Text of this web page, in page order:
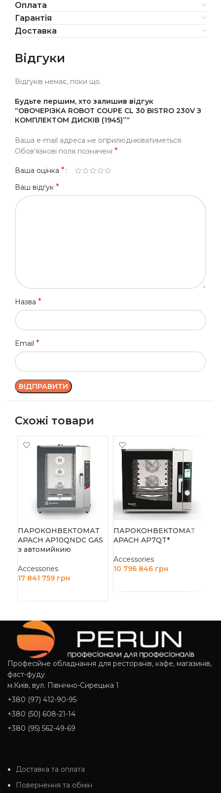
Оплата
Гарантія
Доставка
Відгуки
Відгуків немає, поки що.
Будьте першим, хто залишив відгук
“ОВОЧЕРІЗКА ROBOT COUPE CL 30 BISTRO 230V З
КОМПЛЕКТОМ ДИСКІВ (1945)”“
Ваша e-mail адреса не оприлюднюватиметься.
Обов’язкові поля позначені *
Ваша оцінка *
Ваш відгук *
Назва *
Email *
Схожі товари
ПАРОКОНВЕКТОМАТ
APACH AP10QNDC GAS
з автомийкию
Accessories
17 841 759 грн
ПАРОКОНВЕКТОМАТ
APACH AP7QT*
Accessories
10 796 846 грн
Професійне обладнання для ресторанів, кафе, магазинів,
фаст-фуду
м.Київ, вул. Північно-Сирецька 1
+380 (97) 412-90-95
+380 (50) 608-21-14
+380 (95) 562-49-69
Доставка та оплата
Повернення та обмін